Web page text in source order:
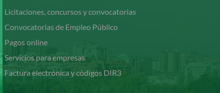
Licitaciones, concursos y convocatorias
Convocatorias de Empleo Público
Pagos online
Servicios para empresas
Factura electrónica y códigos DIR3